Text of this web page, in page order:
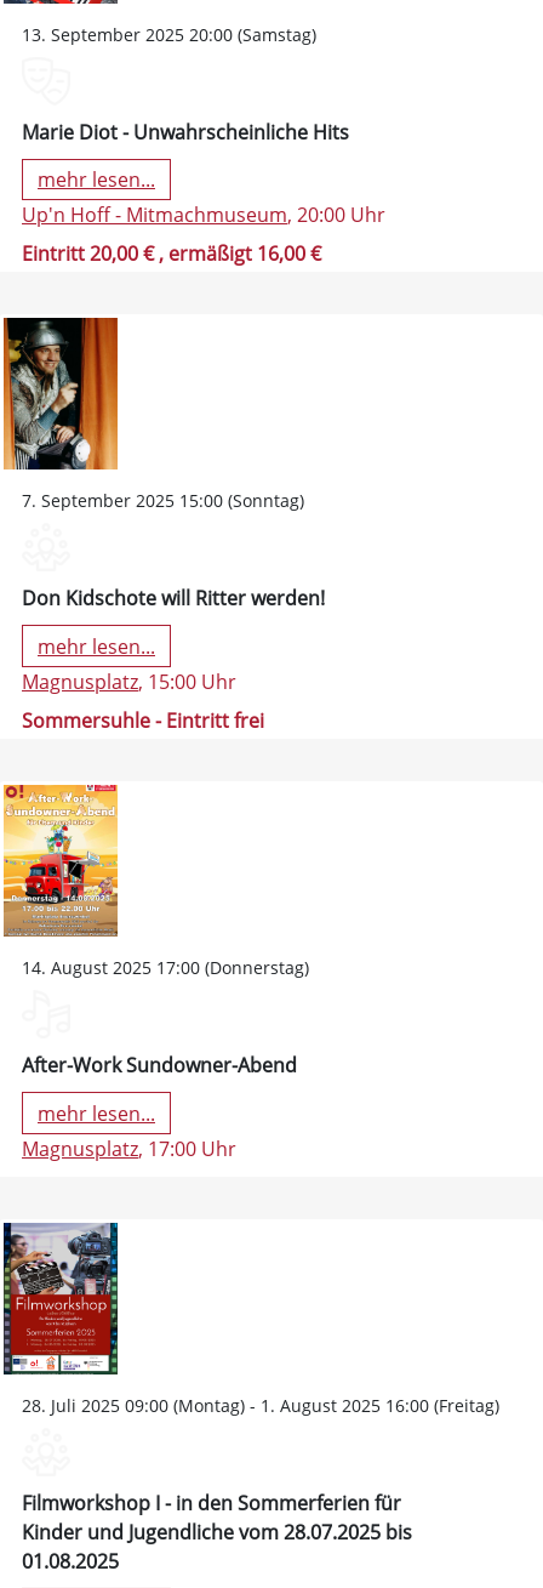
13. September 2025 20:00 (Samstag)
Marie Diot - Unwahrscheinliche Hits
mehr lesen...
Up'n Hoff - Mitmachmuseum, 20:00 Uhr
Eintritt 20,00 €, ermäßigt 16,00 €
7. September 2025 15:00 (Sonntag)
Don Kidschote will Ritter werden!
mehr lesen...
Magnusplatz, 15:00 Uhr
Sommersuhle - Eintritt frei
14. August 2025 17:00 (Donnerstag)
After-Work Sundowner-Abend
mehr lesen...
Magnusplatz, 17:00 Uhr
28. Juli 2025 09:00 (Montag) - 1. August 2025 16:00 (Freitag)
Filmworkshop I - in den Sommerferien für
Kinder und Jugendliche vom 28.07.2025 bis
01.08.2025